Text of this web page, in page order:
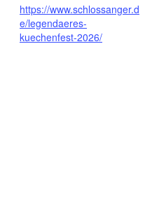
https://www.schlossanger.d
e/legendaeres-
kuechenfest-2026/